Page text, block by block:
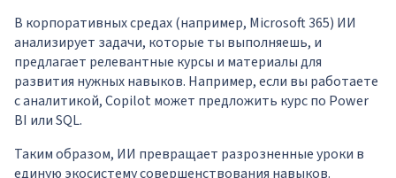
В корпоративных средах (например, Microsoft 365) ИИ
анализирует задачи, которые ты выполняешь, и
предлагает релевантные курсы и материалы для
развития нужных навыков. Например, если вы работаете
с аналитикой, Copilot может предложить курс по Power
BI или SQL.
Таким образом, ИИ превращает разрозненные уроки в
единую экосистему совершенствования навыков.